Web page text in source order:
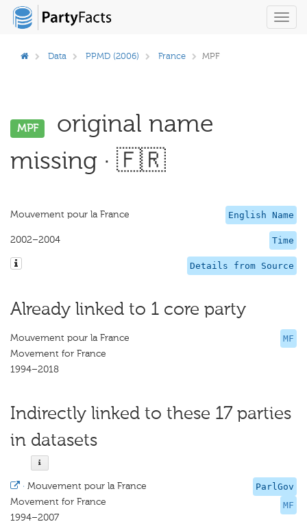
Data PPMD (2006) France MPF
MPF
original name
missing · 🇫🇷
English Name
Mouvement pour la France
Time
2002–2004
Details from Source
Already linked to 1 core party
MF
Mouvement pour la France
Movement for France
1994–2018
Indirectly linked to these 17 parties
in datasets
ParlGov
MF
· Mouvement pour la France
Movement for France
1994–2007